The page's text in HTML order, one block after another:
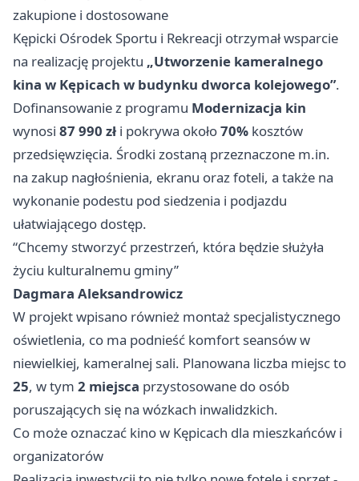
zakupione i dostosowane
Kępicki Ośrodek Sportu i Rekreacji otrzymał wsparcie
na realizację projektu „Utworzenie kameralnego
kina w Kępicach w budynku dworca kolejowego”.
Dofinansowanie z programu Modernizacja kin
wynosi 87 990 zł i pokrywa około70% kosztów
przedsięwzięcia. Środki zostaną przeznaczone m.in.
na zakup nagłośnienia, ekranu oraz foteli, a także na
wykonanie podestu pod siedzenia i podjazdu
ułatwiającego dostęp.
“Chcemy stworzyć przestrzeń, która będzie służyła
życiu kulturalnemu gminy”
Dagmara Aleksandrowicz
W projekt wpisano również montaż specjalistycznego
oświetlenia, co ma podnieść komfort seansów w
niewielkiej, kameralnej sali. Planowana liczba miejsc to
25, w tym 2 miejsca przystosowane do osób
poruszających się na wózkach inwalidzkich.
Co może oznaczać kino w Kępicach dla mieszkańców i
organizatorów